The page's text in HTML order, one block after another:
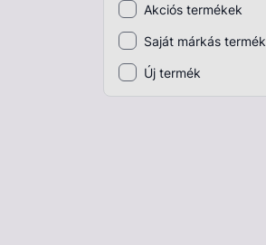
Akciós termékek
Saját márkás termék
Új termék